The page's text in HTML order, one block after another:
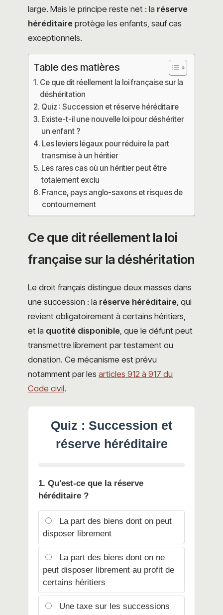
large. Mais le principe reste net : la réserve
héréditaire protège les enfants, sauf cas
exceptionnels.
Table des matières
Ce que dit réellement la loi française sur la
déshéritation
Quiz : Succession et réserve héréditaire
Existe-t-il une nouvelle loi pour déshériter
un enfant ?
Les leviers légaux pour réduire la part
transmise à un héritier
Les rares cas où un héritier peut être
totalement exclu
France, pays anglo-saxons et risques de
contournement
Ce que dit réellement la loi
française sur la déshéritation
Le droit français distingue deux masses dans
une succession : la réserve héréditaire , qui
revient obligatoirement à certains héritiers,
et la quotité disponible , que le défunt peut
transmettre librement par testament ou
donation. Ce mécanisme est prévu
notamment par les articles 912 à 917 du
Code civil.
Quiz : Succession et
réserve héréditaire
1. Qu'est-ce que la réserve
héréditaire ?
La part des biens dont on peut
disposer librement
La part des biens dont on ne
peut disposer librement au profit de
certains héritiers
Une taxe sur les successions